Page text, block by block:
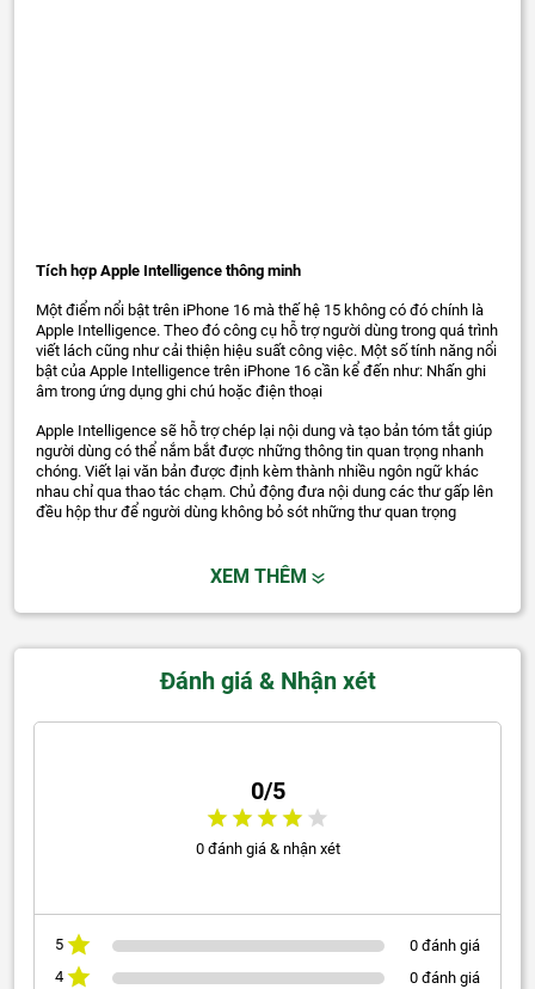
Tích hợp Apple Intelligence thông minh
Một điểm nổi bật trên iPhone 16 mà thế hệ 15 không có đó chính là
Apple Intelligence. Theo đó công cụ hỗ trợ người dùng trong quá trình
viết lách cũng như cải thiện hiệu suất công việc. Một số tính năng nổi
bật của Apple Intelligence trên iPhone 16 cần kể đến như: Nhấn ghi
âm trong ứng dụng ghi chú hoặc điện thoại
Apple Intelligence sẽ hỗ trợ chép lại nội dung và tạo bản tóm tắt giúp
người dùng có thể nắm bắt được những thông tin quan trọng nhanh
chóng. Viết lại văn bản được định kèm thành nhiều ngôn ngữ khác
nhau chỉ qua thao tác chạm. Chủ động đưa nội dung các thư gấp lên
đều hộp thư để người dùng không bỏ sót những thư quan trọng
XEM THÊM
Đánh giá & Nhận xét
0/5
0 đánh giá & nhận xét
5
0 đánh giá
4
0 đánh giá